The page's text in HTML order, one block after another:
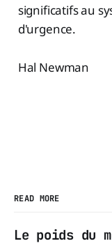
significatifs au
d'urgence.
Hal Newman
READ MORE
Le poids du